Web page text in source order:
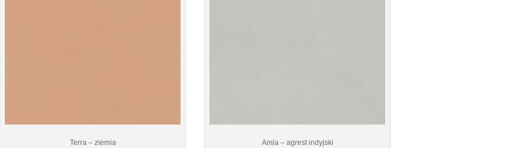
Terra – ziemia Amla – agrest indyjski